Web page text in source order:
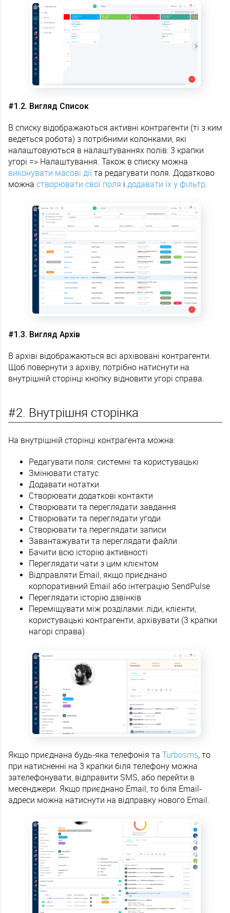
#1.2. Вигляд Список
В списку відображаються активні контрагенти (ті з ким
ведеться робота) з потрібними колонками, які
налаштовуються в налаштуваннях полів: 3 крапки
угорі => Налаштування. Також в списку можна
виконувати масові діїта редагувати поля. Додатково
можна створювати свої поля і додавати їх у фільтр
#1.3. Вигляд Архів
В архіві відображаються всі архівовані контрагенти.
Щоб повернути з архіву, потрібно натиснути на
внутрішній сторінці кнопку відновити угорі справа.
#2. Внутрішня сторінка
На внутрішній сторінці контрагента можна:
Редагувати поля: системні та користувацькі
Змінювати статус
Додавати нотатки
Створювати додаткові контакти
Створювати та переглядати завдання
Створювати та переглядати угоди
Створювати та переглядати записи
Завантажувати та переглядати файли
Бачити всю історію активності
Переглядати чати з цим клієнтом
Відправляти Email, якщо приєднано
корпоративний Email або інтеграцію SendPulse
Переглядати історію дзвінків
Переміщувати між розділами: ліди, клієнти,
користувацькі контрагенти, архівувати (3 крапки
нагорі справа)
Якщо приєднана будь-яка телефонія та Turbosms , то
при натисненні на 3 крапки біля телефону можна
зателефонувати, відправити SMS, або перейти в
месенджери. Якщо приєднано Email, то біля Email-
адреси можна натиснути на відправку нового Email.